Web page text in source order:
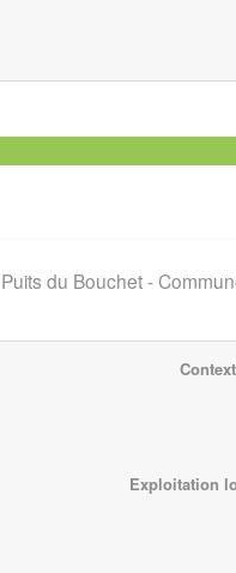
Puits du Bouchet -
Exploitation